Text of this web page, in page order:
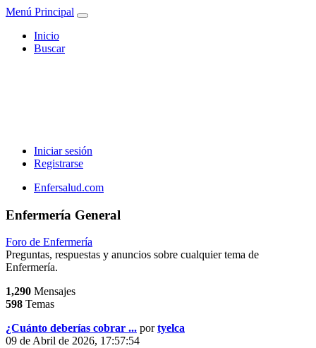
Menú Principal
Inicio
Buscar
Iniciar sesión
Registrarse
Enfersalud.com
Enfermería General
Foro de Enfermería
Preguntas, respuestas y anuncios sobre cualquier tema de
Enfermería.
1,290 Mensajes
598 Temas
¿Cuánto deberías cobrar ... portyelca
09 de Abril de 2026, 17:57:54